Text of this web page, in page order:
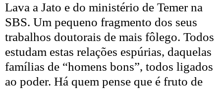
Lava a Jato e do ministério de Temer na
SBS. Um pequeno fragmento dos seus
trabalhos doutorais de mais fôlego. Todos
estudam estas relações espúrias, daquelas
famílias de “homens bons”, todos ligados
ao poder. Há quem pense que é fruto de